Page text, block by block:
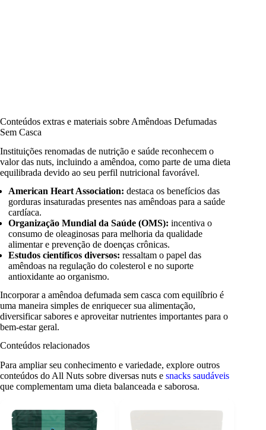
Conteúdos extras e materiais sobre Amêndoas Defumadas
Sem Casca
Instituições renomadas de nutrição e saúde reconhecem o
valor das nuts, incluindo a amêndoa, como parte de uma dieta
equilibrada devido ao seu perfil nutricional favorável.
American Heart Association: destaca os benefícios das
gorduras insaturadas presentes nas amêndoas para a saúde
cardíaca.
Organização Mundial da Saúde (OMS): incentiva o
consumo de oleaginosas para melhoria da qualidade
alimentar e prevenção de doenças crônicas.
Estudos científicos diversos: ressaltam o papel das
amêndoas na regulação do colesterol e no suporte
antioxidante ao organismo.
Incorporar a amêndoa defumada sem casca com equilíbrio é
uma maneira simples de enriquecer sua alimentação,
diversificar sabores e aproveitar nutrientes importantes para o
bem-estar geral.
Conteúdos relacionados
Para ampliar seu conhecimento e variedade, explore outros
conteúdos do All Nuts sobre diversas nuts e snacks saudáveis
que complementam uma dieta balanceada e saborosa.